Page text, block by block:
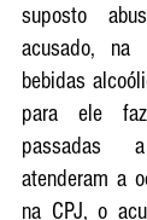
suposto
acusado, na
bebidas
para ele
passadas
atenderam a
na CPJ, o